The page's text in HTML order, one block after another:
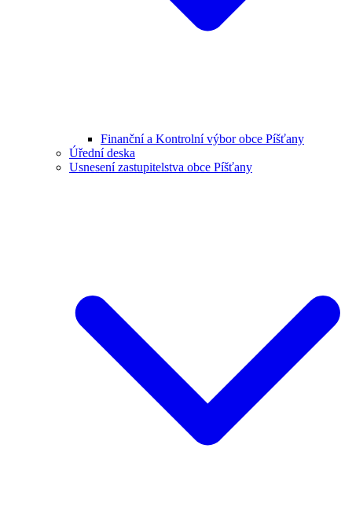
Finanční a Kontrolní výbor obce Píšťany
Úřední deska
Usnesení zastupitelstva obce Píšťany